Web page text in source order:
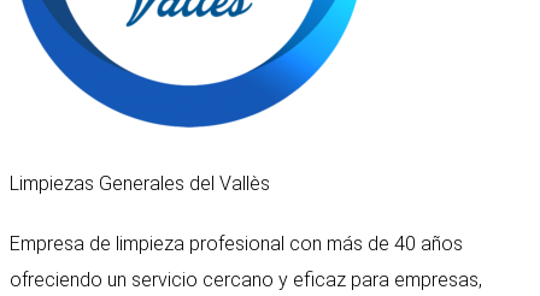
Limpiezas Generales del Vallès
Empresa de limpieza profesional con más de 40 años
ofreciendo un servicio cercano y eficaz para empresas,